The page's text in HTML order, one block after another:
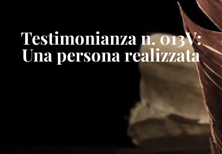
Testimonianza n. 013V:
Una persona realizzata